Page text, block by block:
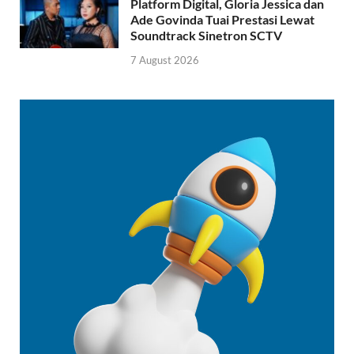
Platform Digital, Gloria Jessica dan
Ade Govinda Tuai Prestasi Lewat
Soundtrack Sinetron SCTV
7 August 2026